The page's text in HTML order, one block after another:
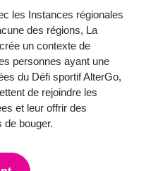
les Instances régionales
des régions, La
un contexte de
personnes ayant une
du Défi sportif AlterGo,
de rejoindre les
et leur offrir des
de bouger.